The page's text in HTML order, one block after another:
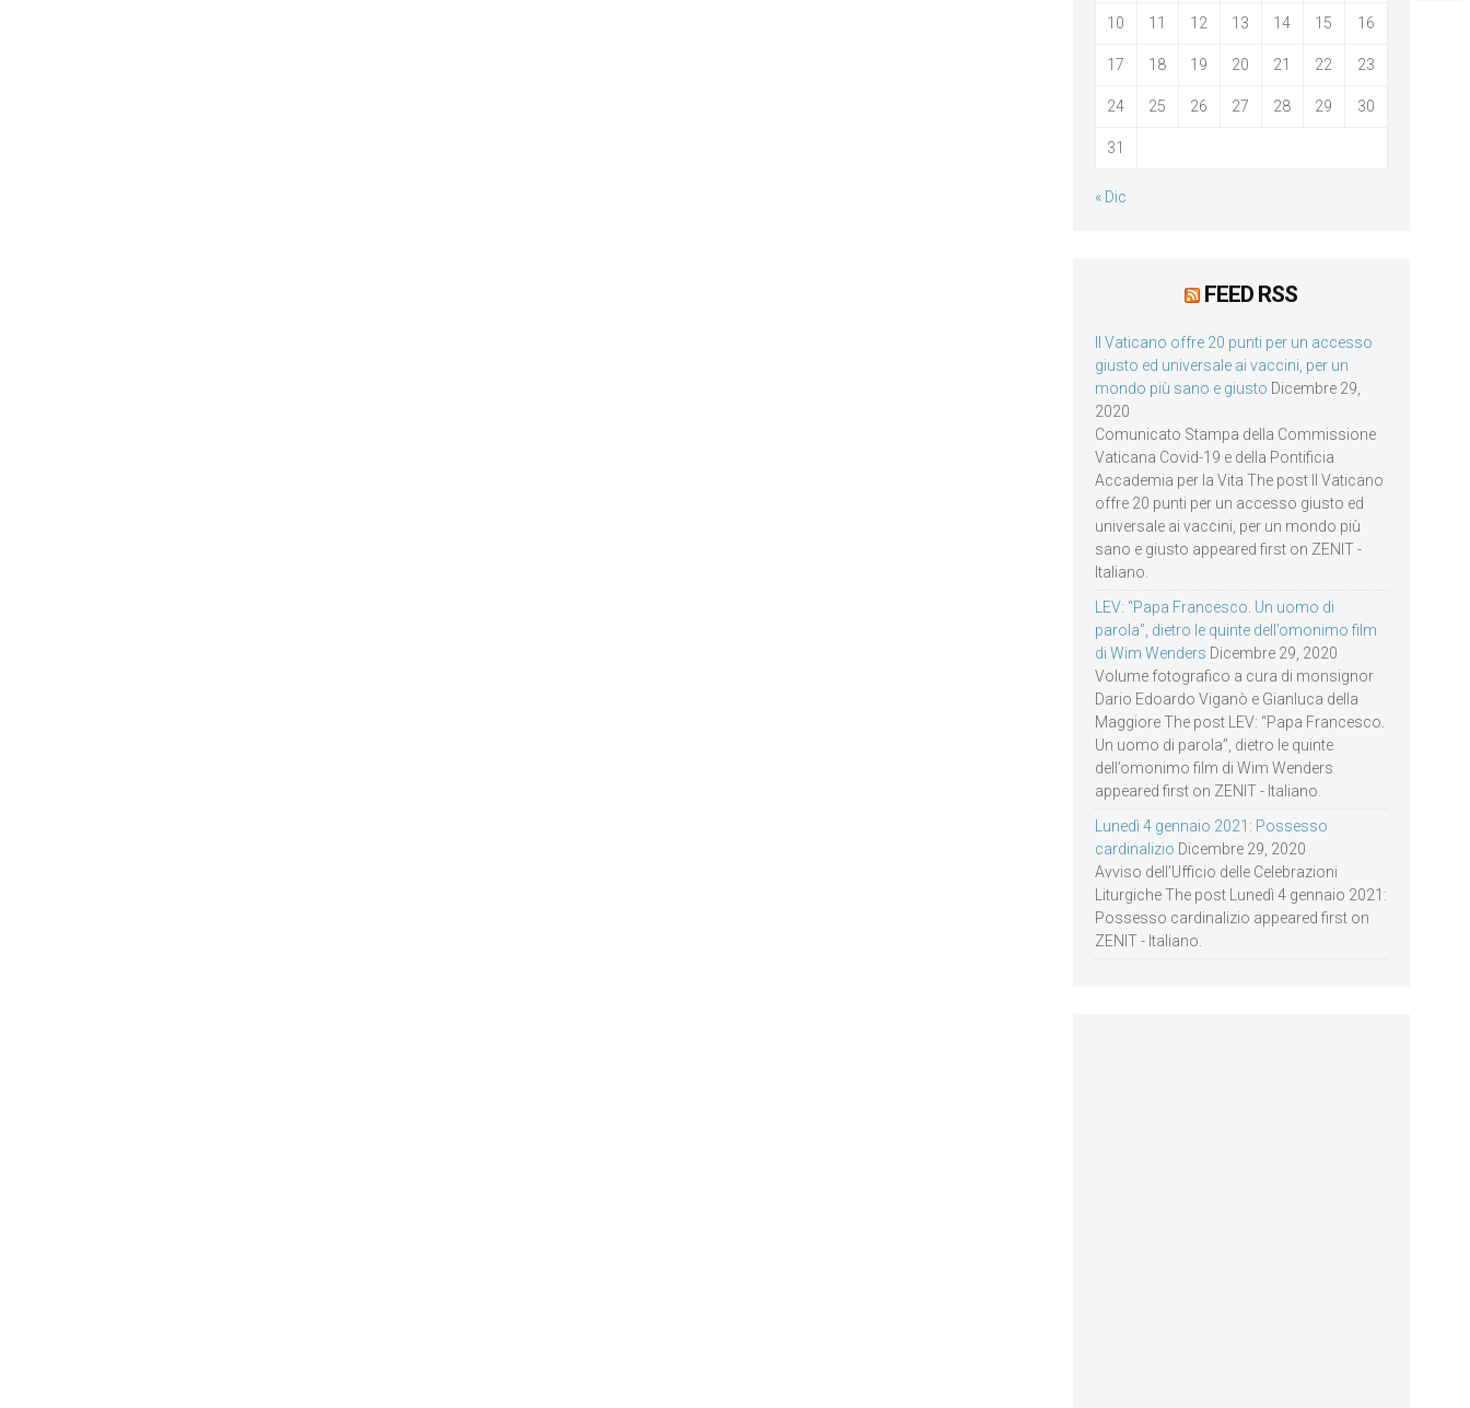
10 11 12 13 14 15 16
17 18 19 20 21 22 23
24 25 26 27 28 29 30
31
« Dic
FEED RSS
Il Vaticano offre 20 punti per un accesso
giusto ed universale ai vaccini, per un
mondo più sano e giusto Dicembre 29,
2020
Comunicato Stampa della Commissione
Vaticana Covid-19 e della Pontificia
Accademia per la Vita The post Il Vaticano
offre 20 punti per un accesso giusto ed
universale ai vaccini, per un mondo più
sano e giusto appeared first on ZENIT -
Italiano.
LEV: “Papa Francesco. Un uomo di
parola”, dietro le quinte dell’omonimo film
di Wim Wenders Dicembre 29, 2020
Volume fotografico a cura di monsignor
Dario Edoardo Viganò e Gianluca della
Maggiore The post LEV: “Papa Francesco.
Un uomo di parola”, dietro le quinte
dell’omonimo film di Wim Wenders
appeared first on ZENIT - Italiano.
Lunedì 4 gennaio 2021: Possesso
cardinalizio Dicembre 29, 2020
Avviso dell’Ufficio delle Celebrazioni
Liturgiche The post Lunedì 4 gennaio 2021:
Possesso cardinalizio appeared first on
ZENIT - Italiano.